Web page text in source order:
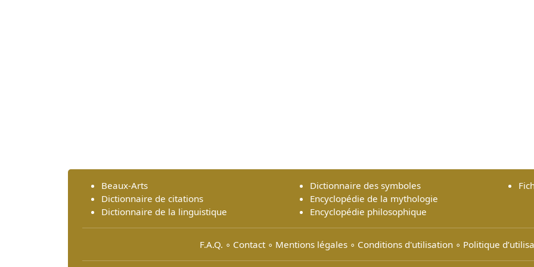
Beaux-Arts
Dictionnaire de citations
Dictionnaire de la linguistique
Dictionnaire des symboles
Encyclopédie de la mythologie
Encyclopédie philosophique
F.A.Q. ∘ Contact∘ Mentions légales∘ Conditions d'utilisation∘ Politique